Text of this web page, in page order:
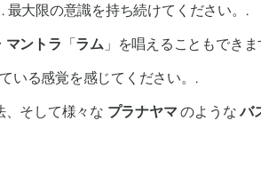
. 最大限の意識を持ち続けてください。.
マントラ 「ラム」を唱えることもできま
いる感覚を感じてください。.
、そして様々な プラナヤマ のようなバ